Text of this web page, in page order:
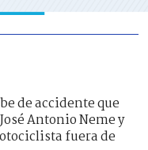
de accidente que
Antonio Neme y
fuera de